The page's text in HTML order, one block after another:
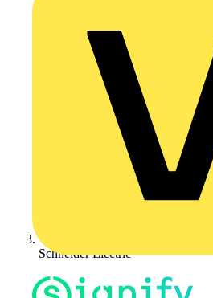
Schneider Electric